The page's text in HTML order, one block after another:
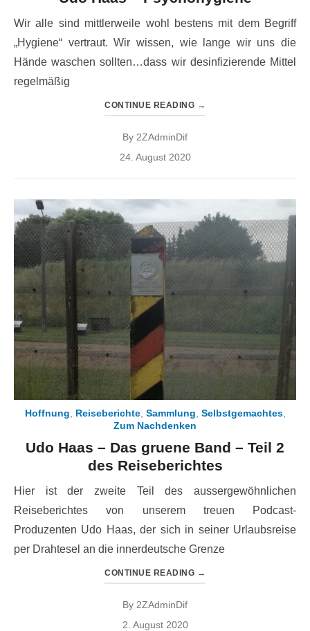
Wir alle sind mittlerweile wohl bestens mit dem Begriff
„Hygiene“ vertraut. Wir wissen, wie lange wir uns die
Hände waschen sollten…dass wir desinfizierende Mittel
regelmäßig
CONTINUE READING →
By 2ZAdminDif
Posted
24. August 2020
Hoffnung Reiseberichte, Sammlung Selbstgemachtes,
Zum Nachdenken
Udo Haas – Das gruene Band – Teil 2
des Reiseberichtes
Hier ist der zweite Teil des aussergewöhnlichen
Reiseberichtes von unserem treuen Podcast-
Produzenten Udo Haas, der sich in seiner Urlaubsreise
per Drahtesel an die innerdeutsche Grenze
CONTINUE READING →
By 2ZAdminDif
Posted
2. August 2020